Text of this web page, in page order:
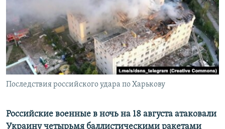
ПОБЕДИТЕЛЕЙ НЕ СУДЯТ?
КРЫМ.НЕПОКОРЕННЫЙ
ELIFBE
УКРАИНСКАЯ ПРОБЛЕМА КРЫМА
ПРИСОЕДИНЯЙТЕСЬ!
Все сайты RFE/RL
Последствия российского удара по Харькову
Российские военные в ночь на 18 августа атаковали
Украину четырьмя баллистическими ракетами